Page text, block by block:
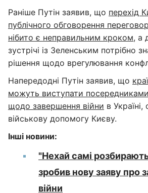
Раніше Путін заявив, що перехід
публічного обговорення
нібито є неправильним кроком, а
зустрічі із Зеленським потрібно
рішення щодо врегулювання
Напередодні Путін заявив, що
можуть виступати
щодо завершення війни в
військову допомогу Києву.
Інші новини:
"Нехай самі
зробив нову заяву про
війни